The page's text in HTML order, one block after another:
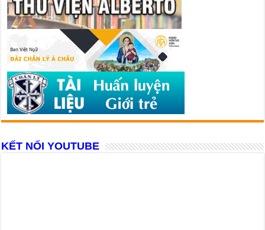
KẾT NỐI YOUTUBE